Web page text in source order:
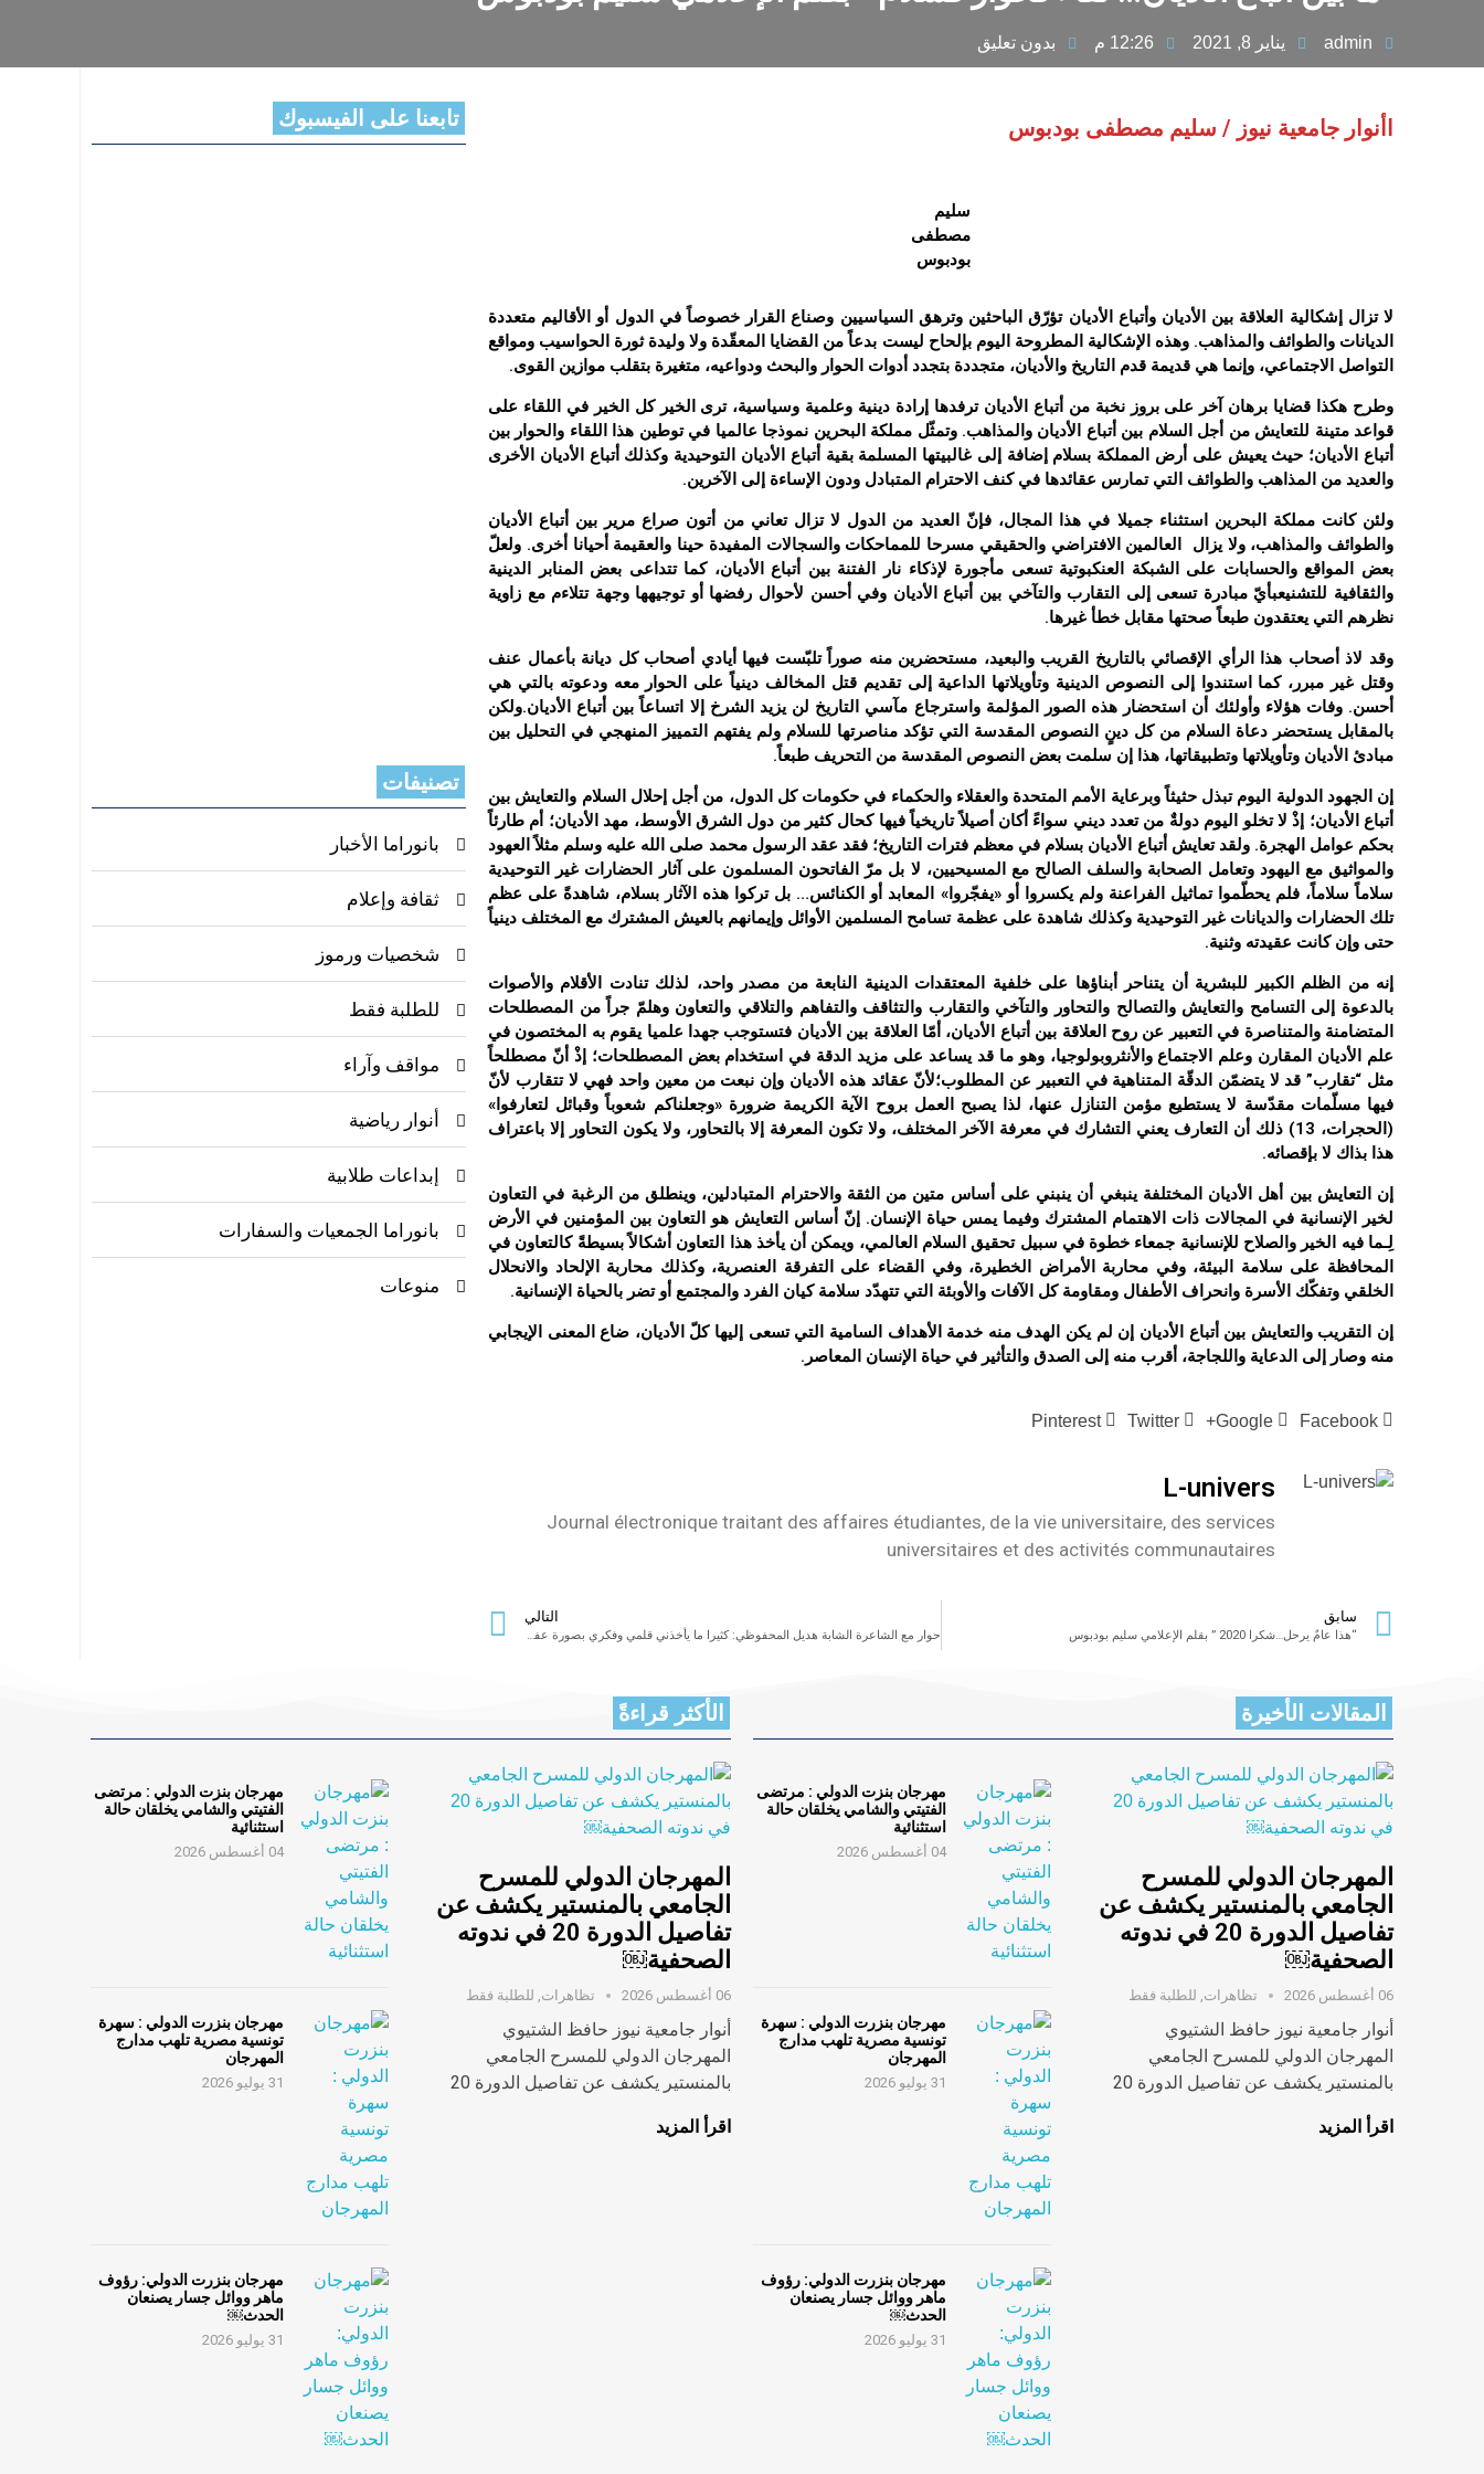
admin يناير 8, 2021 12:26 م بدون تعليق
اأنوار جامعية نيوز / سليم مصطفى بودبوس
سليم
مصطفى
بودبوس
لا تزال إشكالية العلاقة بين الأديان وأتباع الأديان تؤرّق الباحثين وترهق السياسيين وصناع القرار خصوصاً في الدول أو الأقاليم متعددة
الديانات والطوائف والمذاهب. وهذه الإشكالية المطروحة اليوم بإلحاح ليست بدعاً من القضايا المعقّدة ولا وليدة ثورة الحواسيب ومواقع
التواصل الاجتماعي، وإنما هي قديمة قدم التاريخ والأديان، متجددة بتجدد أدوات الحوار والبحث ودواعيه، متغيرة بتقلب موازين القوى.
وطرح هكذا قضايا برهان آخر على بروز نخبة من أتباع الأديان ترفدها إرادة دينية وعلمية وسياسية، ترى الخير كل الخير في اللقاء على
قواعد متينة للتعايش من أجل السلام بين أتباع الأديان والمذاهب. وتمثّل مملكة البحرين نموذجا عالميا في توطين هذا اللقاء والحوار بين
أتباع الأديان؛ حيث يعيش على أرض المملكة بسلام إضافة إلى غالبيتها المسلمة بقية أتباع الأديان التوحيدية وكذلك أتباع الأديان الأخرى
والعديد من المذاهب والطوائف التي تمارس عقائدها في كنف الاحترام المتبادل ودون الإساءة إلى الآخرين.
ولئن كانت مملكة البحرين استثناء جميلا في هذا المجال، فإنّ العديد من الدول لا تزال تعاني من أتون صراع مرير بين أتباع الأديان
والطوائف والمذاهب، ولا يزال العالمين الافتراضي والحقيقي مسرحا للمماحكات والسجالات المفيدة حينا والعقيمة أحيانا أخرى. ولعلّ
بعض المواقع والحسابات على الشبكة العنكبوتية تسعى مأجورة لإذكاء نار الفتنة بين أتباع الأديان، كما تتداعى بعض المنابر الدينية
والثقافية للتشنيعبأيّ مبادرة تسعى إلى التقارب والتآخي بين أتباع الأديان وفي أحسن لأحوال رفضها أو توجيهها وجهة تتلاءم مع زاوية
نظرهم التي يعتقدون طبعاً صحتها مقابل خطأ غيرها.
وقد لاذ أصحاب هذا الرأي الإقصائي بالتاريخ القريب والبعيد، مستحضرين منه صوراً تلبّست فيها أيادي أصحاب كل ديانة بأعمال عنف
وقتل غير مبرر، كما استندوا إلى النصوص الدينية وتأويلاتها الداعية إلى تقديم قتل المخالف دينياً على الحوار معه ودعوته بالتي هي
أحسن. وفات هؤلاء وأولئك أن استحضار هذه الصور المؤلمة واسترجاع مآسي التاريخ لن يزيد الشرخ إلا اتساعاً بين أتباع الأديان.ولكن
بالمقابل يستحضر دعاة السلام من كل دينٍ النصوص المقدسة التي تؤكد مناصرتها للسلام ولم يفتهم التمييز المنهجي في التحليل بين
مبادئ الأديان وتأويلاتها وتطبيقاتها، هذا إن سلمت بعض النصوص المقدسة من التحريف طبعاً.
إن الجهود الدولية اليوم تبذل حثيثاً وبرعاية الأمم المتحدة والعقلاء والحكماء في حكومات كل الدول، من أجل إحلال السلام والتعايش بين
أتباع الأديان؛ إذْ لا تخلو اليوم دولةٌ من تعدد ديني سواءً أكان أصيلاً تاريخياً فيها كحال كثير من دول الشرق الأوسط، مهد الأديان؛ أم طارئاً
بحكم عوامل الهجرة. ولقد تعايش أتباع الأديان بسلام في معظم فترات التاريخ؛ فقد عقد الرسول محمد صلى الله عليه وسلم مثلاً العهود
والمواثيق مع اليهود وتعامل الصحابة والسلف الصالح مع المسيحيين، لا بل مرّ الفاتحون المسلمون على آثار الحضارات غير التوحيدية
سلاماً سلاماً، فلم يحطّموا تماثيل الفراعنة ولم يكسروا أو «يفجّروا» المعابد أو الكنائس… بل تركوا هذه الآثار بسلام، شاهدةً على عظم
تلك الحضارات والديانات غير التوحيدية وكذلك شاهدة على عظمة تسامح المسلمين الأوائل وإيمانهم بالعيش المشترك مع المختلف دينياً
حتى وإن كانت عقيدته وثنية.
إنه من الظلم الكبير للبشرية أن يتناحر أبناؤها على خلفية المعتقدات الدينية النابعة من مصدر واحد، لذلك تنادت الأقلام والأصوات
بالدعوة إلى التسامح والتعايش والتصالح والتحاور والتآخي والتقارب والتثاقف والتفاهم والتلاقي والتعاون وهلمّ جراً من المصطلحات
المتضامنة والمتناصرة في التعبير عن روح العلاقة بين أتباع الأديان، أمّا العلاقة بين الأديان فتستوجب جهدا علميا يقوم به المختصون في
علم الأديان المقارن وعلم الاجتماع والأنثروبولوجيا، وهو ما قد يساعد على مزيد الدقة في استخدام بعض المصطلحات؛ إذْ أنّ مصطلحاً
مثل “تقارب” قد لا يتضمّن الدقّة المتناهية في التعبير عن المطلوب؛لأنّ عقائد هذه الأديان وإن نبعت من معين واحد فهي لا تتقارب لأنّ
فيها مسلّمات مقدّسة لا يستطيع مؤمن التنازل عنها، لذا يصبح العمل بروح الآية الكريمة ضرورة «وجعلناكم شعوباً وقبائل لتعارفوا»
(الحجرات، 13) ذلك أن التعارف يعني التشارك في معرفة الآخر المختلف، ولا تكون المعرفة إلا بالتحاور، ولا يكون التحاور إلا باعتراف
هذا بذاك لا بإقصائه.
إن التعايش بين أهل الأديان المختلفة ينبغي أن ينبني على أساس متين من الثقة والاحترام المتبادلين، وينطلق من الرغبة في التعاون
لخير الإنسانية في المجالات ذات الاهتمام المشترك وفيما يمس حياة الإنسان. إنّ أساس التعايش هو التعاون بين المؤمنين في الأرض
لِـما فيه الخير والصلاح للإنسانية جمعاء خطوة في سبيل تحقيق السلام العالمي، ويمكن أن يأخذ هذا التعاون أشكالاً بسيطةً كالتعاون في
المحافظة على سلامة البيئة، وفي محاربة الأمراض الخطيرة، وفي القضاء على التفرقة العنصرية، وكذلك محاربة الإلحاد والانحلال
الخلقي وتفكّك الأسرة وانحراف الأطفال ومقاومة كل الآفات والأوبئة التي تتهدّد سلامة كيان الفرد والمجتمع أو تضر بالحياة الإنسانية.
إن التقريب والتعايش بين أتباع الأديان إن لم يكن الهدف منه خدمة الأهداف السامية التي تسعى إليها كلّ الأديان، ضاع المعنى الإيجابي
منه وصار إلى الدعاية واللجاجة، أقرب منه إلى الصدق والتأثير في حياة الإنسان المعاصر.
Facebook
Google+
Twitter
Pinterest
L-univers
Journal électronique traitant des affaires étudiantes, de la vie universitaire, des services
universitaires et des activités communautaires
سابق
“هذا عامٌ يرحل…شكرا 2020 ” بقلم الإعلامي سليم بودبوس
التالي
حوار مع الشاعرة الشابة هديل المحفوظي: كثيرا ما يأخذني قلمي وفكري بصورة عفوية إلى أنماط مختلفة من الكتابة وتعجبني كتابات كمال الرياحي وخولة حسني
تابعنا على الفيسبوك
تصنيفات
بانوراما الأخبار
ثقافة وإعلام
شخصيات ورموز
للطلبة فقط
مواقف وآراء
أنوار رياضية
إبداعات طلابية
بانوراما الجمعيات والسفارات
منوعات
المقالات الأخيرة
المهرجان الدولي للمسرح
الجامعي بالمنستير يكشف عن
تفاصيل الدورة 20 في ندوته
الصحفية￼
06 أغسطس 2026 تظاهرات للطلبة فقط
أنوار جامعية نيوز حافظ الشتيوي
المهرجان الدولي للمسرح الجامعي
بالمنستير يكشف عن تفاصيل الدورة 20
اقرأ المزيد
مهرجان بنزت الدولي : مرتضى
الفتيتي والشامي يخلقان حالة
استثنائية
04 أغسطس 2026
مهرجان بنزرت الدولي : سهرة
تونسية مصرية تلهب مدارج
المهرجان
31 يوليو 2026
مهرجان بنزرت الدولي: رؤوف
ماهر ووائل جسار يصنعان
الحدث￼
31 يوليو 2026
الأكثر قراءةً
المهرجان الدولي للمسرح
الجامعي بالمنستير يكشف عن
تفاصيل الدورة 20 في ندوته
الصحفية￼
06 أغسطس 2026 تظاهرات للطلبة فقط
أنوار جامعية نيوز حافظ الشتيوي
المهرجان الدولي للمسرح الجامعي
بالمنستير يكشف عن تفاصيل الدورة 20
اقرأ المزيد
مهرجان بنزت الدولي : مرتضى
الفتيتي والشامي يخلقان حالة
استثنائية
04 أغسطس 2026
مهرجان بنزرت الدولي : سهرة
تونسية مصرية تلهب مدارج
المهرجان
31 يوليو 2026
مهرجان بنزرت الدولي: رؤوف
ماهر ووائل جسار يصنعان
الحدث￼
31 يوليو 2026